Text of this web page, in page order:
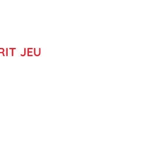
JEU